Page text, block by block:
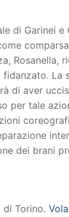
di Garinei e
Rosanella,
di aver
per tale
dei brani
Torino.